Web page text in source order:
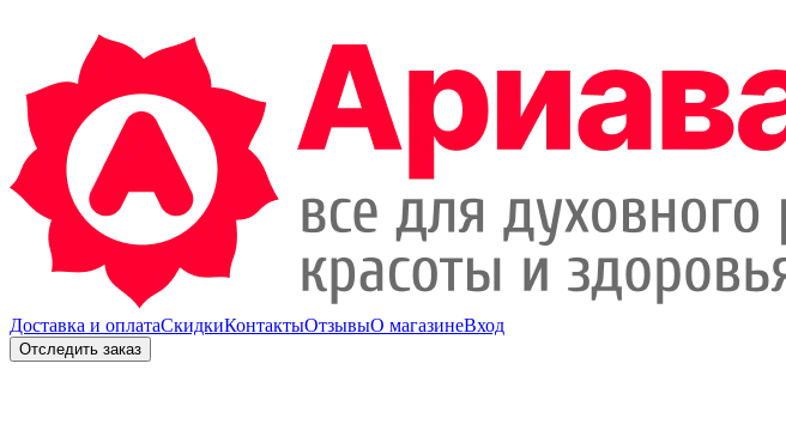
Доставка и оплатаСкидкиКонтактыОтзывыО магазинеВход
Отследить заказ